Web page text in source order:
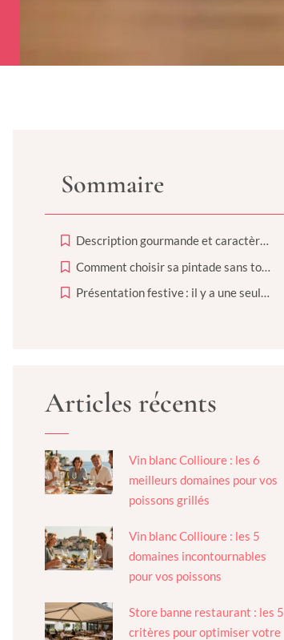
Sommaire
Description gourmande et caractère en bouche
Présentation festive : il y a une seule règle ?
Articles récents
Vin blanc Collioure : les 6
meilleurs domaines pour vos
poissons grillés
Vin blanc Collioure : les 5
domaines incontournables
pour vos poissons
Store banne restaurant : les 5
critères pour optimiser votre